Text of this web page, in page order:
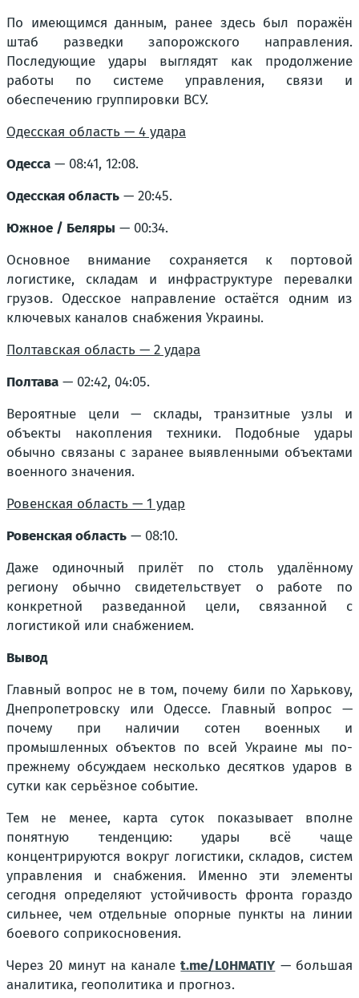
По имеющимся данным, ранее здесь был поражён
штаб разведки запорожского направления.
Последующие удары выглядят как продолжение
работы по системе управления, связи и
обеспечению группировки ВСУ.
Одесская область — 4 удара
Одесса — 08:41, 12:08.
Одесская область — 20:45.
Южное / Беляры — 00:34.
Основное внимание сохраняется к портовой
логистике, складам и инфраструктуре перевалки
грузов. Одесское направление остаётся одним из
ключевых каналов снабжения Украины.
Полтавская область — 2 удара
Полтава — 02:42, 04:05.
Вероятные цели — склады, транзитные узлы и
объекты накопления техники. Подобные удары
обычно связаны с заранее выявленными объектами
военного значения.
Ровенская область — 1 удар
Ровенская область — 08:10.
Даже одиночный прилёт по столь удалённому
региону обычно свидетельствует о работе по
конкретной разведанной цели, связанной с
логистикой или снабжением.
Вывод
Главный вопрос не в том, почему били по Харькову,
Днепропетровску или Одессе. Главный вопрос —
почему при наличии сотен военных и
промышленных объектов по всей Украине мы по-
прежнему обсуждаем несколько десятков ударов в
сутки как серьёзное событие.
Тем не менее, карта суток показывает вполне
понятную тенденцию: удары всё чаще
концентрируются вокруг логистики, складов, систем
управления и снабжения. Именно эти элементы
сегодня определяют устойчивость фронта гораздо
сильнее, чем отдельные опорные пункты на линии
боевого соприкосновения.
Через 20 минут на каналеt.me/L0HMATIY — большая
аналитика, геополитика и прогноз.